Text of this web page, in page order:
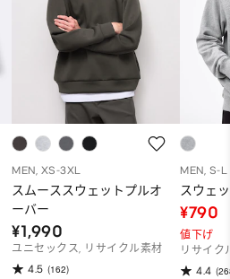
MEN, XS-3XL
スムーススウェットプルオ
ーバー
¥1,990
ユニセックス, リサイクル素材
4.5 (162)
MEN, S-L
スウェ
¥790
値下げ
リサイク
4.4